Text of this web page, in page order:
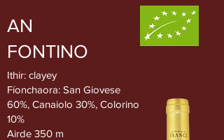
AN
FONTINO
Ithir: clayey
Fíonchaora: San Giovese
60%, Canaiolo 30%, Colorino
10%
Airde 350 m